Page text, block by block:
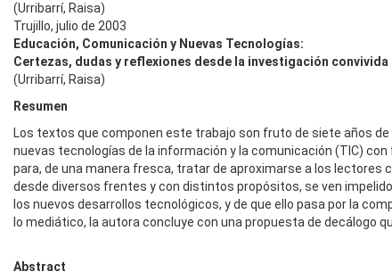
(Urribarrí, Raisa)
Trujillo, julio de 2003
Educación, Comunicación y Nuevas Tecnologías:
Certezas, dudas y reflexiones desde la investigación convivida
(Urribarrí, Raisa)
Resumen
Los textos que componen este trabajo son fruto de siete años
nuevas tecnologías de la información y la comunicación (TIC)
para, de una manera fresca, tratar de aproximarse a los lectores
desde diversos frentes y con distintos propósitos, se ven
los nuevos desarrollos tecnológicos, y de que ello pasa por la
lo mediático, la autora concluye con una propuesta de decálogo
Abstract